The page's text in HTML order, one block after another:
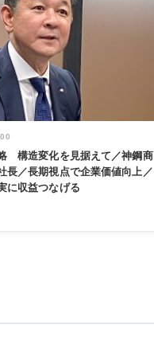
構造変化を見据えて／神鋼商
／長期視点で企業価値向上／
に収益つなげる